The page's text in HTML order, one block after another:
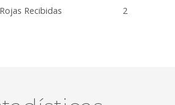
Recibidas 2